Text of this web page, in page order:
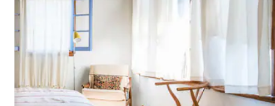
usando las teclas de las flechas hacia arriba y hacia abajo, o bien